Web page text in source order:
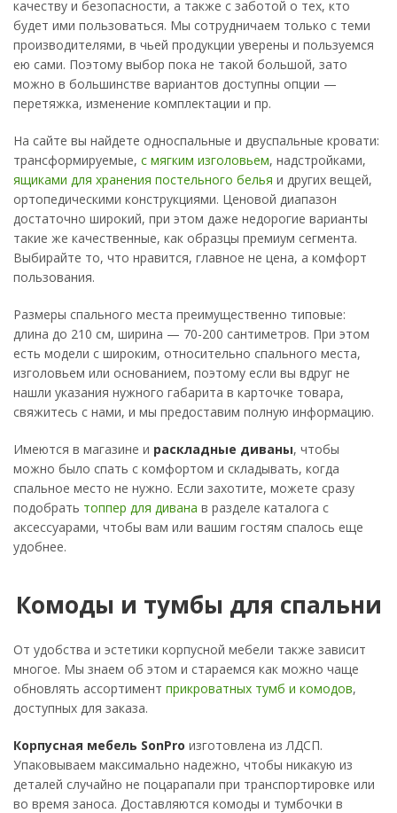
качеству и безопасности, а также с заботой о тех, кто
будет ими пользоваться. Мы сотрудничаем только с теми
производителями, в чьей продукции уверены и пользуемся
ею сами. Поэтому выбор пока не такой большой, зато
можно в большинстве вариантов доступны опции —
перетяжка, изменение комплектации и пр.
На сайте вы найдете односпальные и двуспальные кровати:
трансформируемые, с мягким изголовьем, надстройками,
ящиками для хранения постельного белья и других вещей,
ортопедическими конструкциями. Ценовой диапазон
достаточно широкий, при этом даже недорогие варианты
такие же качественные, как образцы премиум сегмента.
Выбирайте то, что нравится, главное не цена, а комфорт
пользования.
Размеры спального места преимущественно типовые:
длина до 210 см, ширина — 70-200 сантиметров. При этом
есть модели с широким, относительно спального места,
изголовьем или основанием, поэтому если вы вдруг не
нашли указания нужного габарита в карточке товара,
свяжитесь с нами, и мы предоставим полную информацию.
Имеются в магазине и раскладные диваны, чтобы
можно было спать с комфортом и складывать, когда
спальное место не нужно. Если захотите, можете сразу
подобрать топпер для дивана в разделе каталога с
аксессуарами, чтобы вам или вашим гостям спалось еще
удобнее.
Комоды и тумбы для спальни
От удобства и эстетики корпусной мебели также зависит
многое. Мы знаем об этом и стараемся как можно чаще
обновлять ассортимент прикроватных тумб и комодов,
доступных для заказа.
Корпусная мебель SonPro изготовлена из ЛДСП.
Упаковываем максимально надежно, чтобы никакую из
деталей случайно не поцарапали при транспортировке или
во время заноса. Доставляются комоды и тумбочки в